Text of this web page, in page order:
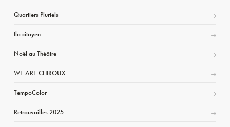
Quartiers Pluriels
Ilo citoyen
Noël au Théâtre
WE ARE CHIROUX
TempoColor
Retrouvailles 2025